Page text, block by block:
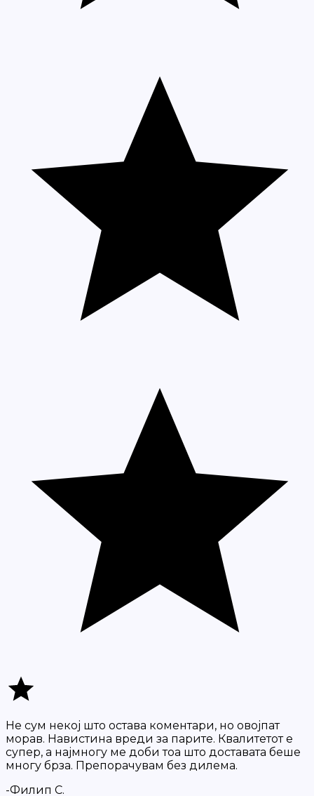
Не сум некој што остава коментари, но овојпат
морав. Навистина вреди за парите. Квалитетот е
супер, а најмногу ме доби тоа што доставата беше
многу брза. Препорачувам без дилема.
-Филип С.